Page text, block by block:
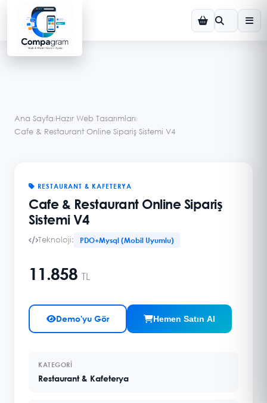
Ana Sayfa›Hazır Web Tasarımları›
Cafe & Restaurant Online Sipariş Sistemi V4
Demo Görsel
RESTAURANT & KAFETERYA
Cafe & Restaurant Online Sipariş
Sistemi V4
Teknoloji: PDO+Mysql (Mobil Uyumlu)
11.858 TL
Demo'yu Gör Hemen Satın Al
KATEGORI
Restaurant & Kafeterya